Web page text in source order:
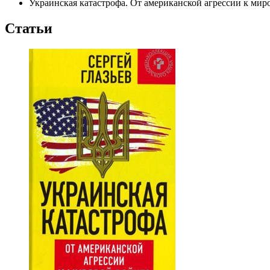
Украинская катастрофа. От американской агрессии к
Статьи